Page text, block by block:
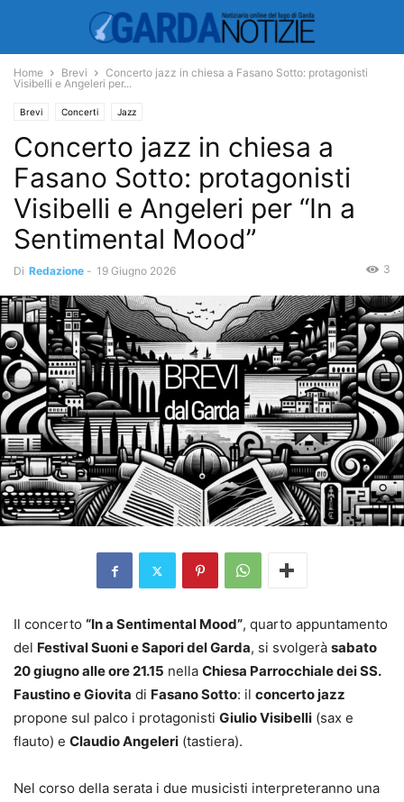
Home Brevi
Concerto jazz in chiesa a Fasano Sotto: protagonisti
Visibelli e Angeleri per...
Brevi Concerti Jazz
Concerto jazz in chiesa a
Fasano Sotto: protagonisti
Visibelli e Angeleri per “In a
Sentimental Mood”
Di Redazione - 19 Giugno 2026 3
Il concerto “In a Sentimental Mood”, quarto appuntamento
del Festival Suoni e Sapori del Garda, si svolgerà sabato
20 giugno alle ore 21.15 nella Chiesa Parrocchiale dei SS.
Faustino e Giovita di Fasano Sotto: il concerto jazz
propone sul palco i protagonisti Giulio Visibelli (sax e
flauto) e Claudio Angeleri (tastiera).
Nel corso della serata i due musicisti interpreteranno una